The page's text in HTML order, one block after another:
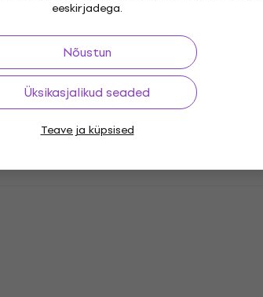
eeskirjadega.
Nõustun
Üksikasjalikud seaded
Teave ja küpsised